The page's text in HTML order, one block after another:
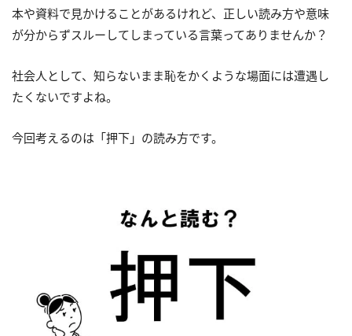
本や資料で見かけることがあるけれど、正しい読み方や意味
が分からずスルーしてしまっている言葉ってありませんか？
社会人として、知らないまま恥をかくような場面には遭遇し
たくないですよね。
今回考えるのは「押下」の読み方です。